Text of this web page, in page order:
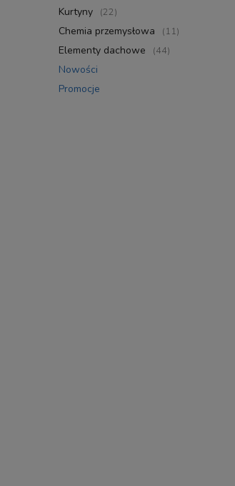
Kurtyny (22)
Chemia przemysłowa (11)
Elementy dachowe (44)
Nowości
Promocje